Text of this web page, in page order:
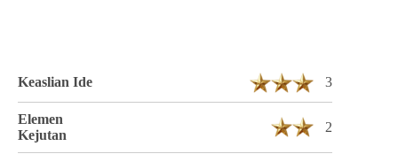
Keaslian Ide 3
Elemen
Kejutan
2